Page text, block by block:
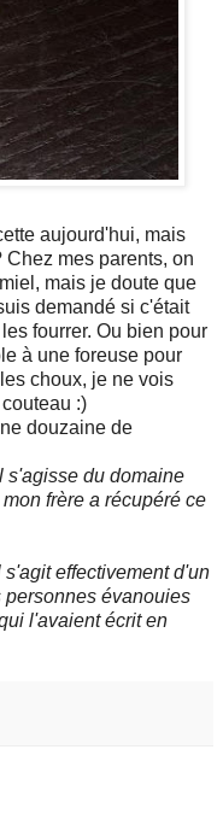
aujourd'hui, mais
mes parents, on
mais je doute que
demandé si c'était
fourrer. Ou bien pour
à une foreuse pour
choux, je ne vois
:)
douzaine de
s'agisse du domaine
frère a récupéré ce
effectivement d'un
personnes évanouies
l'avaient écrit en